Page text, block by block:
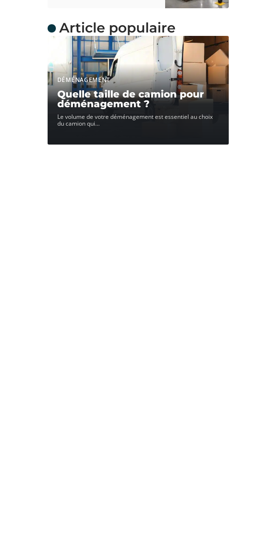
Article populaire
DÉMÉNAGEMENT
Quelle taille de camion pour
déménagement ?
Le volume de votre déménagement est essentiel au choix
du camion qui…